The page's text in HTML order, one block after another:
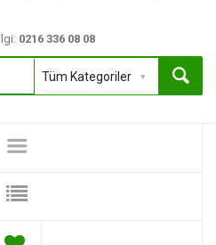
0216 336 08 08